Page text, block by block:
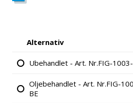
Alternativ
Ubehandlet - Art. Nr.FIG-
Oljebehandlet - Art. Nr.FIG-
BE